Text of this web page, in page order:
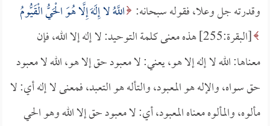
وقدرته جل وعلا، فقوله سبحانه: اللَّهُ لا إِلَهَ إِلَّا هُوَ الْحَيُّ الْقَيُّومُ
[البقرة:255] هذه معنى كلمة التوحيد: لا إله إلا الله، فإن
معناها: الله لا إله إلا هو، يعني: لا معبود حق إلا هو، الله لا معبود
حق سواه، والإله هو المعبود، والتأله هو التعبد، فمعنى لا إله أي: لا
مألوه، والمألوه معناه المعبود، أي: لا معبود حق إلا الله وهو الحي